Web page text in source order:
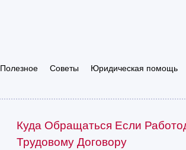
Полезное Советы Юридическая помощь
Куда Обращаться Если
Трудовому Договору